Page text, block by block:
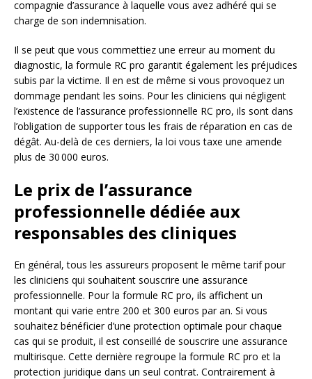
compagnie d’assurance à laquelle vous avez adhéré qui se
charge de son indemnisation.
Il se peut que vous commettiez une erreur au moment du
diagnostic, la formule RC pro garantit également les préjudices
subis par la victime. Il en est de même si vous provoquez un
dommage pendant les soins. Pour les cliniciens qui négligent
l’existence de l’assurance professionnelle RC pro, ils sont dans
l’obligation de supporter tous les frais de réparation en cas de
dégât. Au-delà de ces derniers, la loi vous taxe une amende
plus de 30 000 euros.
Le prix de l’assurance
professionnelle dédiée aux
responsables des cliniques
En général, tous les assureurs proposent le même tarif pour
les cliniciens qui souhaitent souscrire une assurance
professionnelle. Pour la formule RC pro, ils affichent un
montant qui varie entre 200 et 300 euros par an. Si vous
souhaitez bénéficier d’une protection optimale pour chaque
cas qui se produit, il est conseillé de souscrire une assurance
multirisque. Cette dernière regroupe la formule RC pro et la
protection juridique dans un seul contrat. Contrairement à